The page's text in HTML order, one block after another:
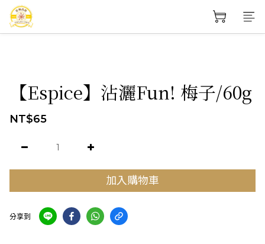
【Espice】沾灑Fun! 梅子/60g
NT$65
加入購物車
分享到